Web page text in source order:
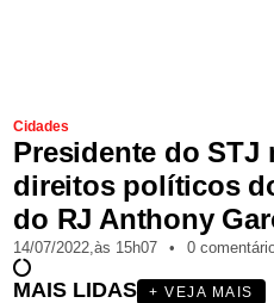
Cidades
Presidente do STJ
direitos políticos
do RJ Anthony
14/07/2022,às 15h07 • 0
MAIS LIDAS + VEJA MAIS